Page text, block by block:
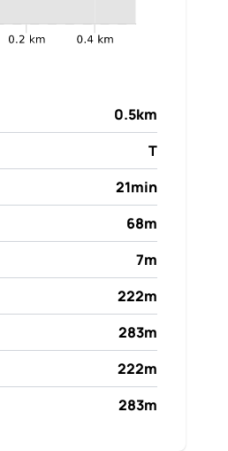
0.5km
T
21min
68m
7m
222m
283m
222m
283m